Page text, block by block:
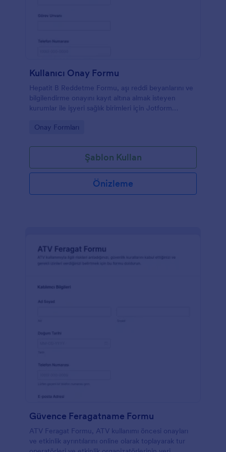
Kullanıcı Onay Formu
Hepatit B Reddetme Formu, aşı reddi beyanlarını ve
bilgilendirme onayını kayıt altına almak isteyen
kurumlar ile işyeri sağlık birimleri için Jotform
Go to Category:
Onay Formları
Şablon Kullan
Önizleme
Güvence Feragatname Formu
ATV Feragat Formu, ATV kullanımı öncesi onayları
ve etkinlik ayrıntılarını online olarak toplayarak tur